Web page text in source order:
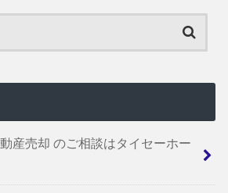
産売却 のご相談はタイセーホー